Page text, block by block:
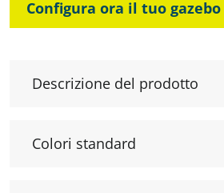
Configura ora il tuo
Descrizione del prodotto
Colori standard